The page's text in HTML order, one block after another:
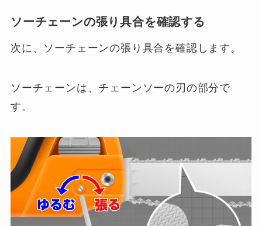
ソーチェーンの張り具合を確認する
次に、ソーチェーンの張り具合を確認します。
ソーチェーンは、チェーンソーの刃の部分で
す。